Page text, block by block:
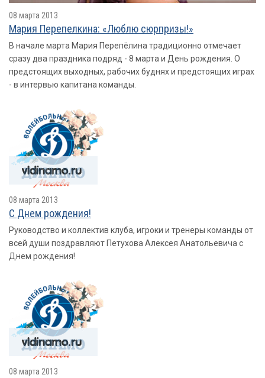
08 марта 2013
Мария Перепелкина: «Люблю сюрпризы!»
В начале марта Мария Перепёлина традиционно отмечает
сразу два праздника подряд - 8 марта и День рождения. О
предстоящих выходных, рабочих буднях и предстоящих играх
- в интервью капитана команды.
08 марта 2013
С Днем рождения!
Руководство и коллектив клуба, игроки и тренеры команды от
всей души поздравляют Петухова Алексея Анатольевича с
Днем рождения!
08 марта 2013